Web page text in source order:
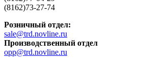
(8162)73-27-74
Розничный отдел:
sale@trd.novline.ru
Производственный отдел
opp@trd.novline.ru